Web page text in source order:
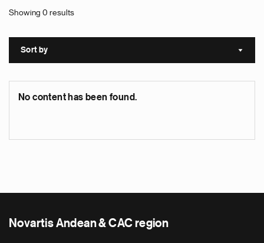
Showing 0 results
Sort by Sort
No content has been found.
Novartis Andean & CAC region